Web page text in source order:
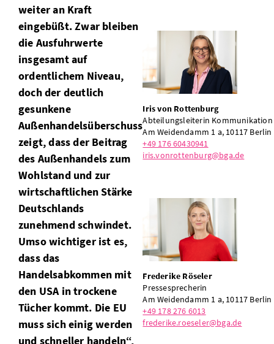
weiter an Kraft
eingebüßt. Zwar bleiben
die Ausfuhrwerte
insgesamt auf
ordentlichem Niveau,
doch der deutlich
gesunkene
Außenhandelsüberschuss
zeigt, dass der Beitrag
des Außenhandels zum
Wohlstand und zur
wirtschaftlichen Stärke
Deutschlands
zunehmend schwindet.
Umso wichtiger ist es,
dass das
Handelsabkommen mit
den USA in trockene
Tücher kommt. Die EU
muss sich einig werden
und schneller handeln“,
Iris von Rottenburg
Abteilungsleiterin Kommunikation
Am Weidendamm 1 a, 10117 Berlin
+49 176 60430941
iris.vonrottenburg@bga.de
Frederike Röseler
Pressesprecherin
Am Weidendamm 1 a, 10117 Berlin
+49 178 276 6013
frederike.roeseler@bga.de